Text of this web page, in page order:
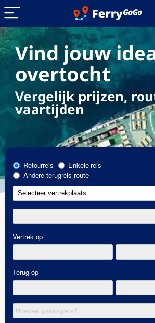
Vind jouw
overtocht
Vergelijk prijzen,
vaartijden